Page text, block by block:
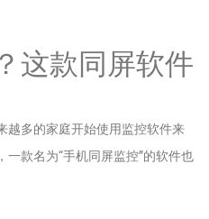
这款同屏软件
越多的家庭开始使用监控软件来
款名为“手机同屏监控”的软件也